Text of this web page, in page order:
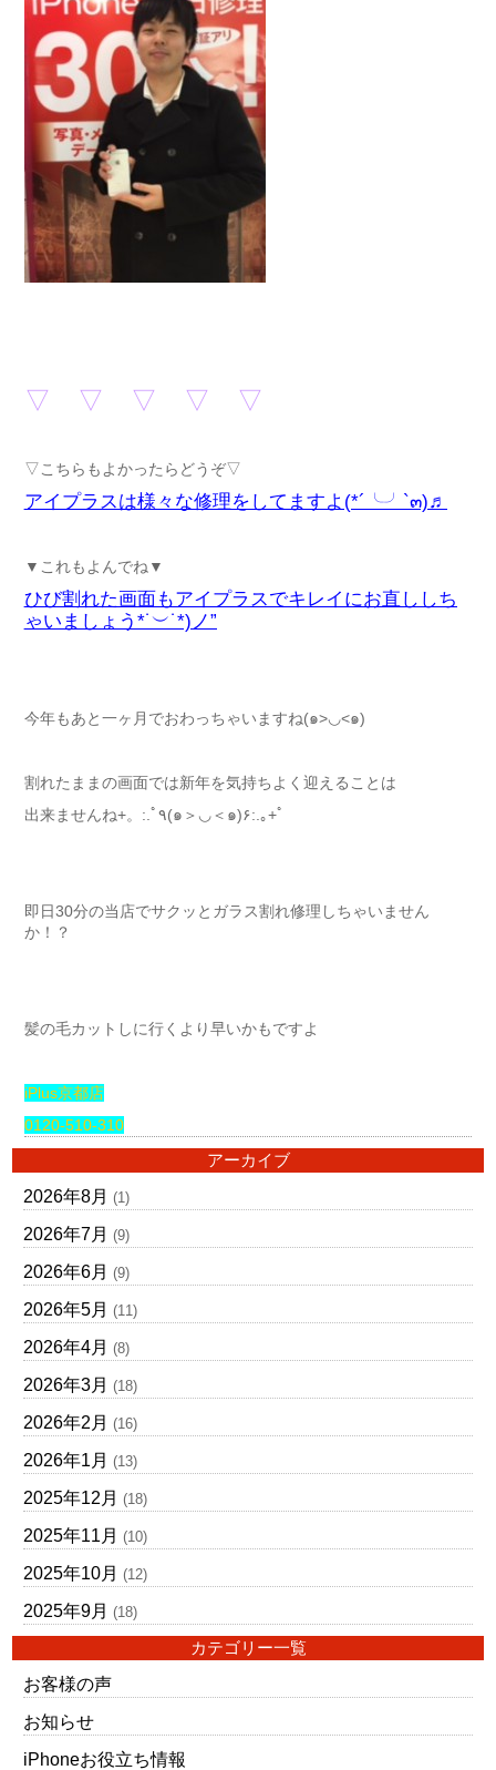
▽ ▽ ▽ ▽ ▽
▽こちらもよかったらどうぞ▽
アイプラスは様々な修理をしてますよ(*´╰╯`๓)♬
▼これもよんでね▼
ひび割れた画面もアイプラスでキレイにお直ししち
ゃいましょう*˙︶˙*)ノ”
今年もあと一ヶ月でおわっちゃいますね(๑>◡<๑)
割れたままの画面では新年を気持ちよく迎えることは
出来ませんね+。:.ﾟ٩(๑＞◡＜๑)۶:.｡+ﾟ
即日30分の当店でサクッとガラス割れ修理しちゃいません
か！？
髪の毛カットしに行くより早いかもですよ
iPlus京都店
0120-510-310
アーカイブ
2026年8月 (1)
2026年7月 (9)
2026年6月 (9)
2026年5月 (11)
2026年4月 (8)
2026年3月 (18)
2026年2月 (16)
2026年1月 (13)
2025年12月 (18)
2025年11月 (10)
2025年10月 (12)
2025年9月 (18)
カテゴリー一覧
お客様の声
お知らせ
iPhoneお役立ち情報